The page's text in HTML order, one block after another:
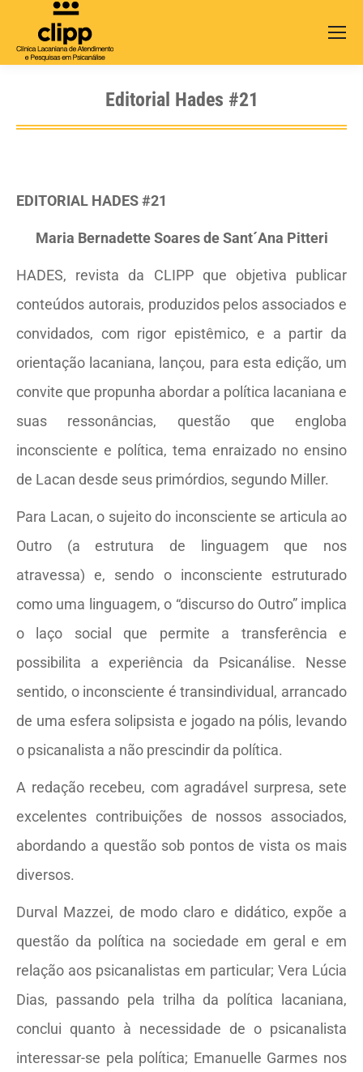
Editorial Hades #21
EDITORIAL HADES #21
Maria Bernadette Soares de Sant´Ana Pitteri
HADES, revista da CLIPP que objetiva publicar
conteúdos autorais, produzidos pelos associados e
convidados, com rigor epistêmico, e a partir da
orientação lacaniana, lançou, para esta edição, um
convite que propunha abordar a política lacaniana e
suas ressonâncias, questão que engloba
inconsciente e política, tema enraizado no ensino
de Lacan desde seus primórdios, segundo Miller.
Para Lacan, o sujeito do inconsciente se articula ao
Outro (a estrutura de linguagem que nos
atravessa) e, sendo o inconsciente estruturado
como uma linguagem, o “discurso do Outro” implica
o laço social que permite a transferência e
possibilita a experiência da Psicanálise. Nesse
sentido, o inconsciente é transindividual, arrancado
de uma esfera solipsista e jogado na pólis, levando
o psicanalista a não prescindir da política.
A redação recebeu, com agradável surpresa, sete
excelentes contribuições de nossos associados,
abordando a questão sob pontos de vista os mais
diversos.
Durval Mazzei, de modo claro e didático, expõe a
questão da política na sociedade em geral e em
relação aos psicanalistas em particular; Vera Lúcia
Dias, passando pela trilha da política lacaniana,
conclui quanto à necessidade de o psicanalista
interessar-se pela política; Emanuelle Garmes nos